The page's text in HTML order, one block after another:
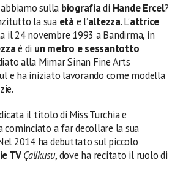
sulla biografiadi Hande Ercel?
la sua etàe l’altezza. L’attrice
il 24 novembre 1993 a Bandirma, in
è di un metro e sessantotto
alla Mimar Sinan Fine Arts
e ha iniziato lavorando come modella
il titolo di Miss Turchia e
cominciato a far decollare la sua
2014 ha debuttato sul piccolo
TVÇalikusu, dove ha recitato il ruolo di